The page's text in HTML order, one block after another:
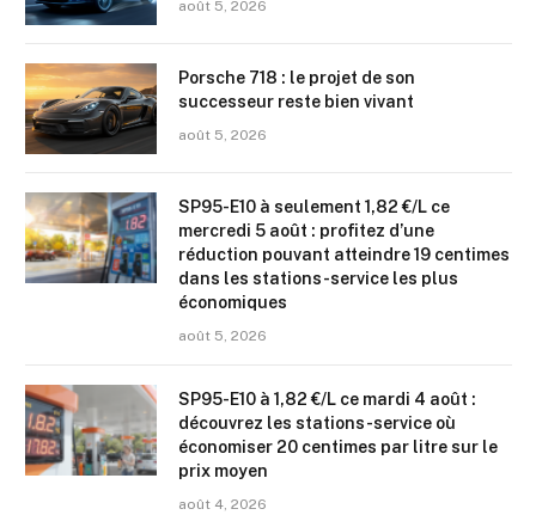
août 5, 2026
Porsche 718 : le projet de son
successeur reste bien vivant
août 5, 2026
SP95-E10 à seulement 1,82 €/L ce
mercredi 5 août : profitez d’une
réduction pouvant atteindre 19 centimes
dans les stations-service les plus
économiques
août 5, 2026
SP95-E10 à 1,82 €/L ce mardi 4 août :
découvrez les stations-service où
économiser 20 centimes par litre sur le
prix moyen
août 4, 2026